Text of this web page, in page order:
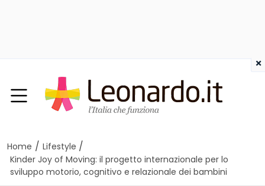
Home / Lifestyle /
Kinder Joy of Moving: il progetto internazionale per lo
sviluppo motorio, cognitivo e relazionale dei bambini
×